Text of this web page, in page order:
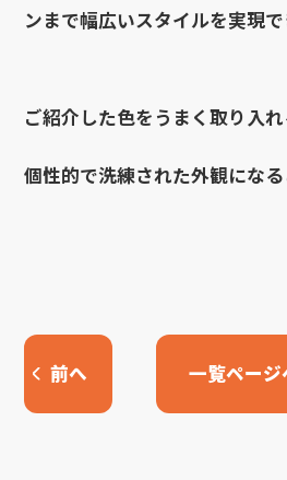
ンまで幅広いスタイルを実現で
ご紹介した色をうまく取り入
個性的で洗練された外観になる
前へ 一覧ページ